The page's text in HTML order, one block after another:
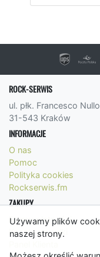
Używamy plików
naszej strony.
ROCK-SERWIS
ul. płk. Francesco
31-543 Kraków
INFORMACJE
O nas
Pomoc
Polityka cookies
Rockserwis.fm
ZAKUPY
Formy płatności
Koszty wysyłki